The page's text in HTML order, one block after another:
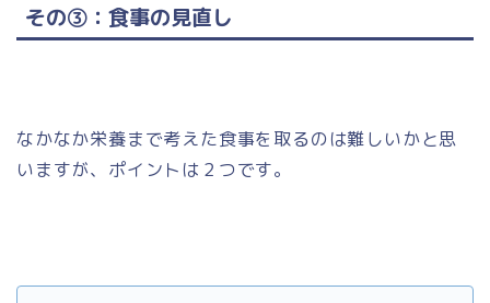
その③：食事の見直し
なかなか栄養まで考えた食事を取るのは難しいかと思
いますが、ポイントは２つです。